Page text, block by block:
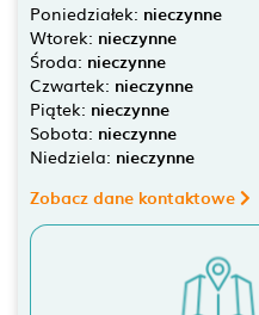
Poniedziałek: nieczynne
Wtorek: nieczynne
Środa: nieczynne
Czwartek: nieczynne
Piątek: nieczynne
Sobota: nieczynne
Niedziela: nieczynne
Zobacz dane kontaktowe